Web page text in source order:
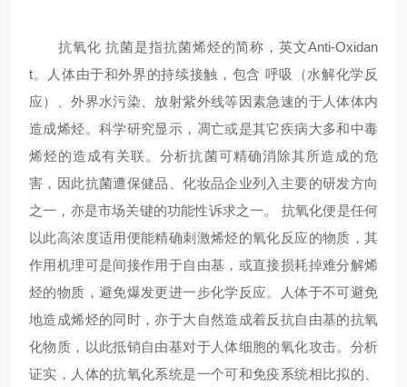
抗氧化 抗菌是指抗菌烯烃的简称，英文Anti-Oxidan
t。人体由于和外界的持续接触，包含 呼吸（水解化学反
应）、外界水污染、放射紫外线等因素急速的于人体体内
造成烯烃。科学研究显示，凋亡或是其它疾病大多和中毒
烯烃的造成有关联。分析抗菌可精确消除其所造成的危
害，因此抗菌遭保健品、化妆品企业列入主要的研发方向
之一，亦是市场关键的功能性诉求之一。 抗氧化便是任何
以此高浓度适用便能精确刺激烯烃的氧化反应的物质，其
作用机理可是间接作用于自由基，或直接损耗掉难分解烯
烃的物质，避免爆发更进一步化学反应。人体于不可避免
地造成烯烃的同时，亦于大自然造成着反抗自由基的抗氧
化物质，以此抵销自由基对于人体细胞的氧化攻击。分析
证实，人体的抗氧化系统是一个可和免疫系统相比拟的、